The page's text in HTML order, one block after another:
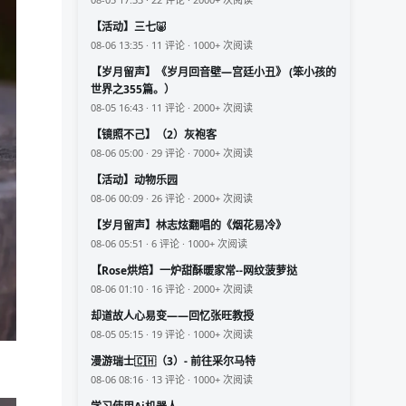
【活动】三七🐷
08-06 13:35 · 11 评论 · 1000+ 次阅读
【岁月留声】《岁月回音壁—宫廷小丑》 (笨小孩的
世界之355篇。）
08-05 16:43 · 11 评论 · 2000+ 次阅读
【镜照不己】（2）灰袍客
08-06 05:00 · 29 评论 · 7000+ 次阅读
【活动】动物乐园
08-06 00:09 · 26 评论 · 2000+ 次阅读
【岁月留声】林志炫翻唱的《烟花易冷》
08-06 05:51 · 6 评论 · 1000+ 次阅读
【Rose烘焙】一炉甜酥暖家常--网纹菠萝挞
08-06 01:10 · 16 评论 · 2000+ 次阅读
却道故人心易变——回忆张旺教授
08-05 05:15 · 19 评论 · 1000+ 次阅读
漫游瑞士🇨🇭（3）- 前往采尔马特
08-06 08:16 · 13 评论 · 1000+ 次阅读